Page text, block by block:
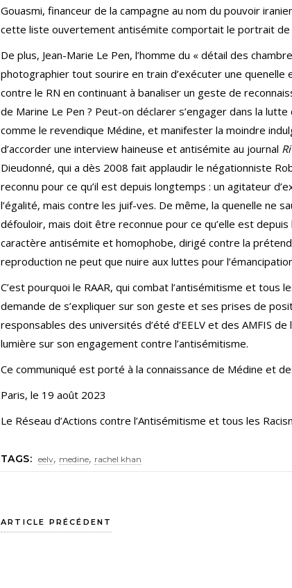
Gouasmi, financeur de la campagne au nom du pouvoir
cette liste ouvertement antisémite comportait le portrait de
De plus, Jean-Marie Le Pen, l’homme du « détail des
photographier tout sourire en train d’exécuter une
contre le RN en continuant à banaliser un geste de
de Marine Le Pen ? Peut-on déclarer s’engager dans la
comme le revendique Médine, et manifester la moindre
d’accorder une interview haineuse et antisémite au journal
Dieudonné, qui a dès 2008 fait applaudir le négationniste
reconnu pour ce qu’il est depuis longtemps : un agitateur
l’égalité, mais contre les juif-ves. De même, la quenelle ne
défouloir, mais doit être reconnue pour ce qu’elle est
caractère antisémite et homophobe, dirigé contre la
reproduction ne peut que nuire aux luttes pour
C’est pourquoi le RAAR, qui combat l’antisémitisme et tous
demande de s’expliquer sur son geste et ses prises de
responsables des universités d’été d’EELV et des AMFIS
lumière sur son engagement contre l’antisémitisme.
Ce communiqué est porté à la connaissance de Médine et
Paris, le 19 août 2023
Le Réseau d’Actions contre l’Antisémitisme et tous les
TAGS: eelv, medine, rachel khan
ARTICLE PRÉCÉDENT